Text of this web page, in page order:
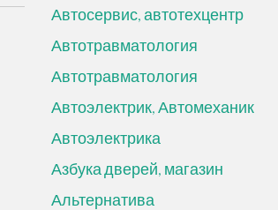
Автосервис, автотехцентр
Автотравматология
Автотравматология
Автоэлектрик, Автомеханик
Автоэлектрика
Азбука дверей, магазин
Альтернатива